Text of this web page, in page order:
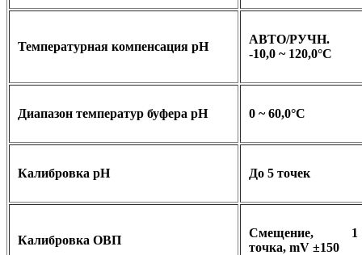
Температурная компенсация рН
АВТО/РУЧН.
-10,0 ~ 120,0°C
Диапазон температур буфера pH 0 ~ 60,0°C
Калибровка pH До 5 точек
Калибровка ОВП
Смещение, 1
точка, mV ±150